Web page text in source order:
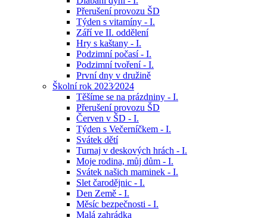
Přerušení provozu ŠD
Týden s vitamíny - I.
Září ve II. oddělení
Hry s kaštany - I.
Podzimní počasí - I.
Podzimní tvoření - I.
První dny v družině
Školní rok 2023⁄2024
Těšíme se na prázdniny - I.
Přerušení provozu ŠD
Červen v ŠD - I.
Týden s Večerníčkem - I.
Svátek dětí
Turnaj v deskových hrách - I.
Moje rodina, můj dům - I.
Svátek našich maminek - I.
Slet čarodějnic - I.
Den Země - I.
Měsíc bezpečnosti - I.
Malá zahrádka